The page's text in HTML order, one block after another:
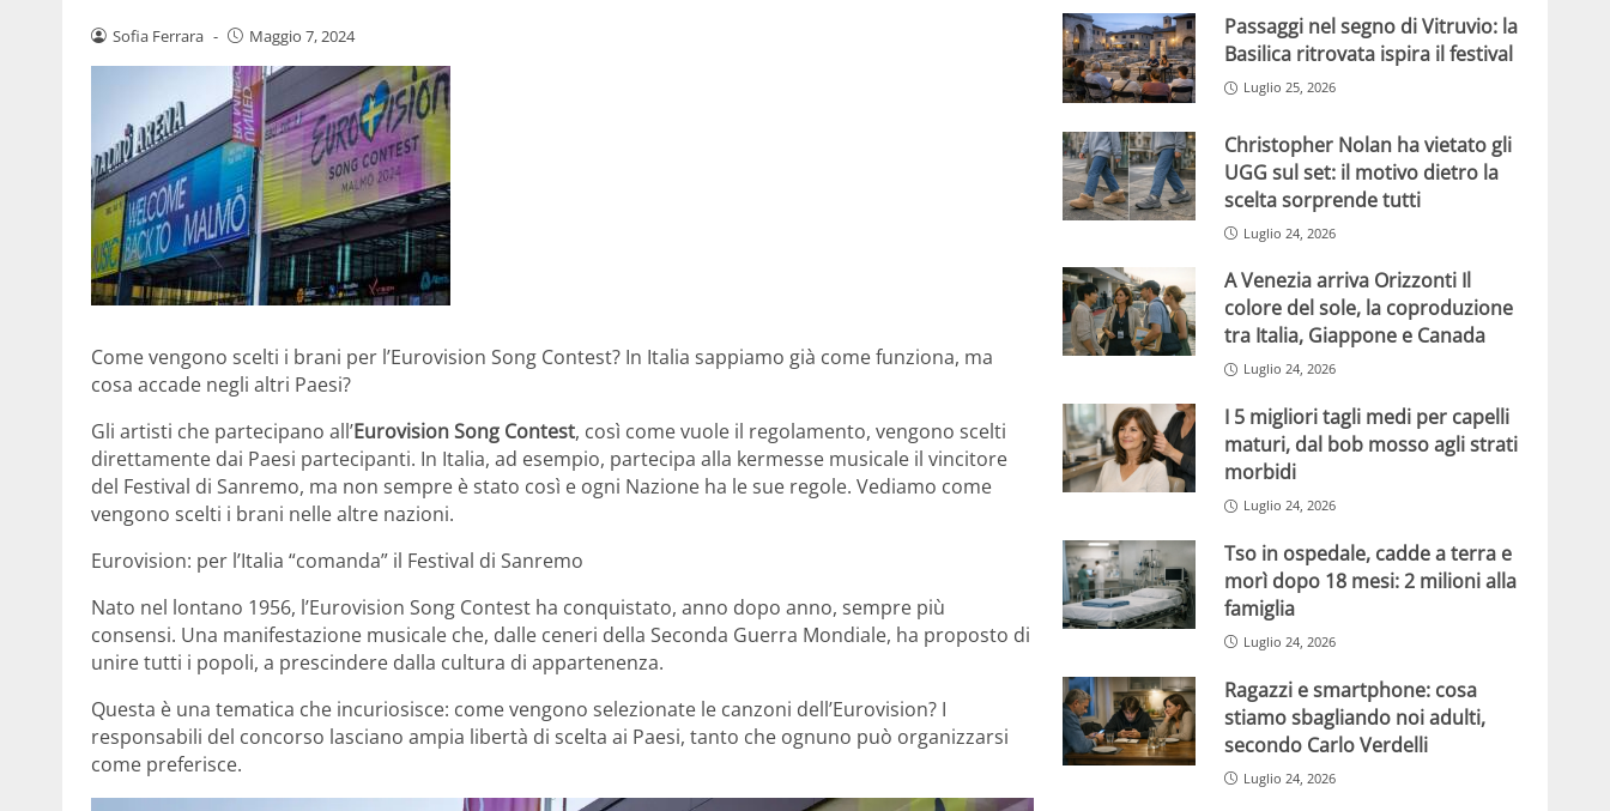
Sofia Ferrara - Maggio 7, 2024
Come vengono scelti i brani per l’Eurovision Song Contest? In Italia sappiamo già come funziona, ma
cosa accade negli altri Paesi?
Gli artisti che partecipano all’Eurovision Song Contest, così come vuole il regolamento, vengono scelti
direttamente dai Paesi partecipanti. In Italia, ad esempio, partecipa alla kermesse musicale il vincitore
del Festival di Sanremo, ma non sempre è stato così e ogni Nazione ha le sue regole. Vediamo come
vengono scelti i brani nelle altre nazioni.
Eurovision: per l’Italia “comanda” il Festival di Sanremo
Nato nel lontano 1956, l’Eurovision Song Contest ha conquistato, anno dopo anno, sempre più
consensi. Una manifestazione musicale che, dalle ceneri della Seconda Guerra Mondiale, ha proposto di
unire tutti i popoli, a prescindere dalla cultura di appartenenza.
Questa è una tematica che incuriosisce: come vengono selezionate le canzoni dell’Eurovision? I
responsabili del concorso lasciano ampia libertà di scelta ai Paesi, tanto che ognuno può organizzarsi
come preferisce.
Passaggi nel segno di Vitruvio: la
Basilica ritrovata ispira il festival
Luglio 25, 2026
Christopher Nolan ha vietato gli
UGG sul set: il motivo dietro la
scelta sorprende tutti
Luglio 24, 2026
A Venezia arriva Orizzonti Il
colore del sole, la coproduzione
tra Italia, Giappone e Canada
Luglio 24, 2026
I 5 migliori tagli medi per capelli
maturi, dal bob mosso agli strati
morbidi
Luglio 24, 2026
Tso in ospedale, cadde a terra e
morì dopo 18 mesi: 2 milioni alla
famiglia
Luglio 24, 2026
Ragazzi e smartphone: cosa
stiamo sbagliando noi adulti,
secondo Carlo Verdelli
Luglio 24, 2026